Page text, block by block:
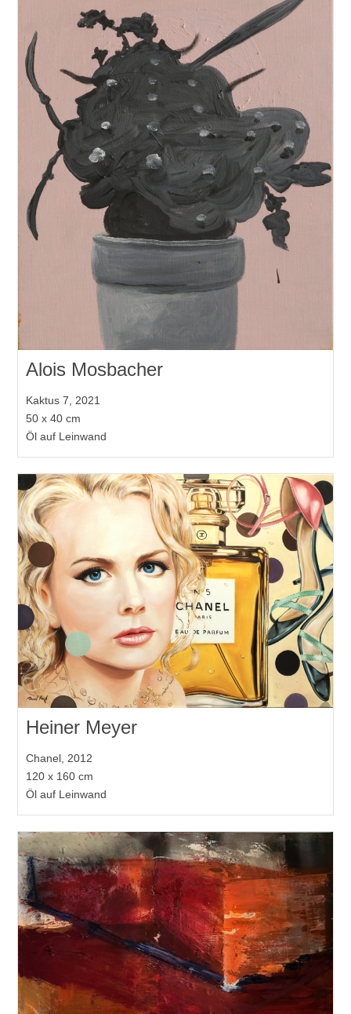
Alois Mosbacher
Kaktus 7, 2021
50 x 40 cm
Öl auf Leinwand
Heiner Meyer
Chanel, 2012
120 x 160 cm
Öl auf Leinwand